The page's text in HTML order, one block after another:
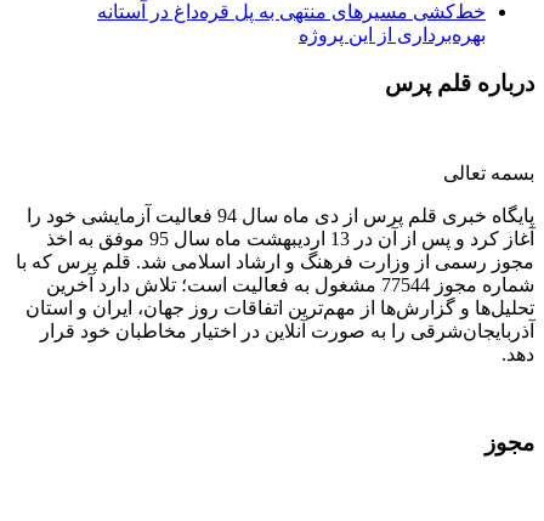
خط‌کشی مسیرهای منتهی به پل قره‌داغ در آستانه
بهره‌برداری از این پروژه
درباره قلم پرس
بسمه تعالی
پایگاه خبری قلم پرس از دی ماه سال 94 فعالیت آزمایشی خود را
آغاز کرد و پس از آن در 13 اردیبهشت ماه سال 95 موفق به اخذ
مجوز رسمی از وزارت فرهنگ و ارشاد اسلامی شد. قلم پرس که با
شماره مجوز 77544 مشغول به فعالیت است؛ تلاش دارد آخرین
تحلیل‌ها و گزارش‌ها از مهم‌ترین اتفاقات روز جهان، ایران و استان
آذربایجان‌شرقی را به صورت آنلاین در اختیار مخاطبان خود قرار
دهد.
مجوز